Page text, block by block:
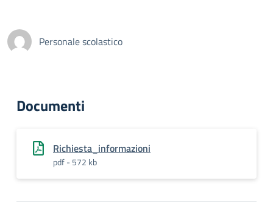
Personale scolastico
Documenti
Richiesta_informazioni
pdf - 572 kb